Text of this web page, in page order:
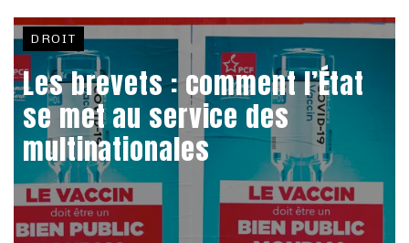
DROIT
Les brevets : comment l’État
se met au service des
multinationales